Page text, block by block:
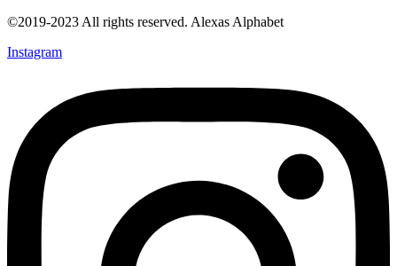
©2019-2023 All rights reserved. Alexas Alphabet
Instagram